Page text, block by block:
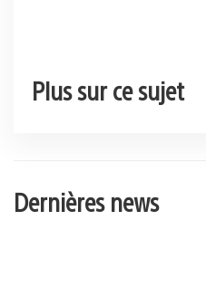
Plus sur ce sujet
Dernières news